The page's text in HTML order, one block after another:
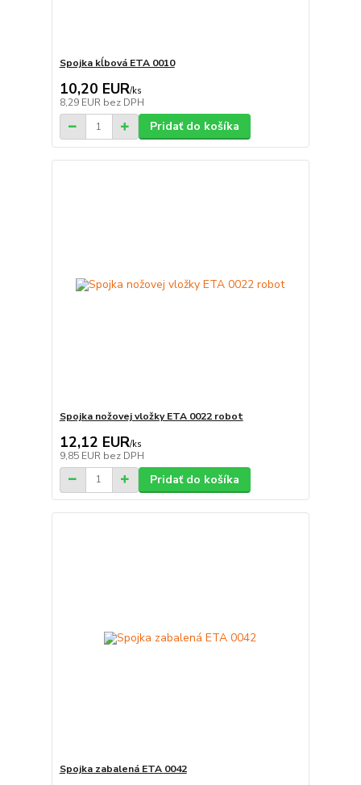
Spojka kĺbová ETA 0010
10,20 EUR/ks
8,29 EUR bez DPH
Pridať do košíka
Spojka nožovej vložky ETA 0022 robot
12,12 EUR/ks
9,85 EUR bez DPH
Pridať do košíka
Spojka zabalená ETA 0042